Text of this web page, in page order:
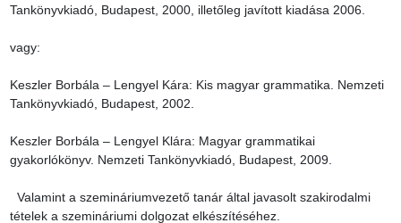
Tankönyvkiadó, Budapest, 2000, illetőleg javított kiadása 2006.
vagy:
Keszler Borbála – Lengyel Kára: Kis magyar grammatika. Nemzeti
Tankönyvkiadó, Budapest, 2002.
Keszler Borbála – Lengyel Klára: Magyar grammatikai
gyakorlókönyv. Nemzeti Tankönyvkiadó, Budapest, 2009.
Valamint a szemináriumvezető tanár által javasolt szakirodalmi
tételek a szemináriumi dolgozat elkészítéséhez.